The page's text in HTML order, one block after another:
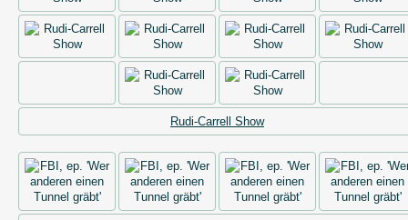
Rudi-Carrell Show